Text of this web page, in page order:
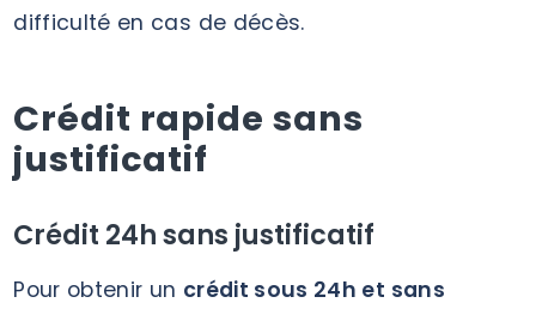
difficulté en cas de décès.
Crédit rapide sans
justificatif
Crédit 24h sans justificatif
Pour obtenir un crédit sous 24h et sans